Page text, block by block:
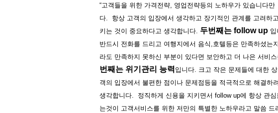
“고객들을 위한 가격전략, 영업전략등의 노하우가 있습니다만
다. 항상 고객의 입장에서 생각하고 장기적인 관계를 고려하고
키는 것이 중요하다고 생각합니다. 두번째는follow up 입
반드시 전화를 드리고 여행지에서 음식 ,호텔등은 만족하셨는지
라도 만족하지 못하신 부분이 있다면 보안하고 더 나은 서비스
번째는 위기관리 능력 입니다. 크고 작은 문제들에 대한
객의 입장에서 불편한 점이나 문제점등을 적극적으로 해결하
생각합니다. 정직하게 신용을 지키면서 follow up에 항상 관심
는것이 고객서비스를 위한 저만의 특별한 노하우라고 말씀 드